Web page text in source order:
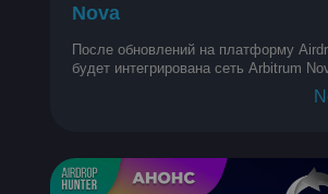
Nova
После обновлений на платформу
будет интегрирована сеть Arbitrum